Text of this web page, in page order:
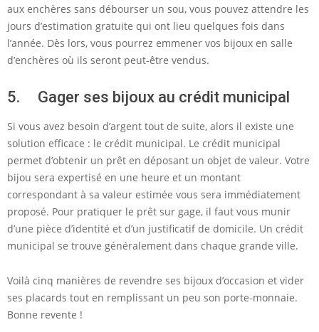
aux enchères sans débourser un sou, vous pouvez attendre les
jours d’estimation gratuite qui ont lieu quelques fois dans
l’année. Dès lors, vous pourrez emmener vos bijoux en salle
d’enchères où ils seront peut-être vendus.
5. Gager ses bijoux au crédit municipal
Si vous avez besoin d’argent tout de suite, alors il existe une
solution efficace : le crédit municipal. Le crédit municipal
permet d’obtenir un prêt en déposant un objet de valeur. Votre
bijou sera expertisé en une heure et un montant
correspondant à sa valeur estimée vous sera immédiatement
proposé. Pour pratiquer le prêt sur gage, il faut vous munir
d’une pièce d’identité et d’un justificatif de domicile. Un crédit
municipal se trouve généralement dans chaque grande ville.
Voilà cinq manières de revendre ses bijoux d’occasion et vider
ses placards tout en remplissant un peu son porte-monnaie.
Bonne revente !